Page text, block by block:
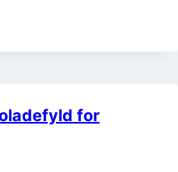
for